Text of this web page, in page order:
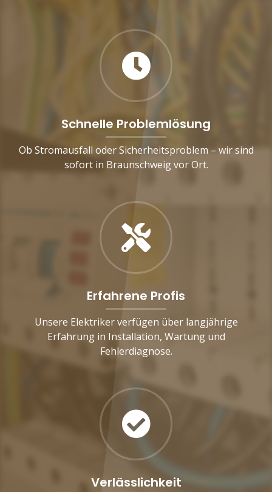
Schnelle Problemlösung
Ob Stromausfall oder Sicherheitsproblem – wir sind
sofort in Braunschweig vor Ort.
Erfahrene Profis
Unsere Elektriker verfügen über langjährige
Erfahrung in Installation, Wartung und
Fehlerdiagnose.
Verlässlichkeit